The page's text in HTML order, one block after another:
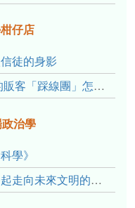
仔店
徒的身影
完美風暴：1623年前往馬尼拉的販客「踩線團」怎麼會困死於澎湖?
治學
學》
《台灣紀行》推薦序：讓我們一起走向未來文明的備忘錄